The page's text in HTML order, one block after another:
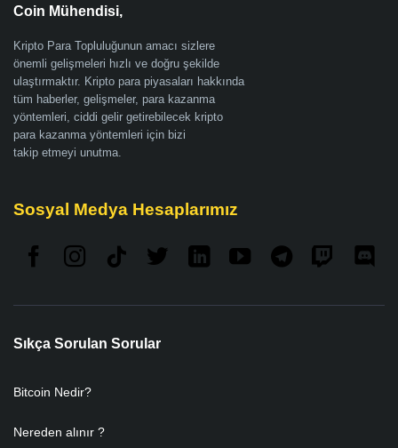
Coin Mühendisi,
Kripto Para Topluluğunun amacı sizlere
önemli gelişmeleri hızlı ve doğru şekilde
ulaştırmaktır. Kripto para piyasaları hakkında
tüm haberler, gelişmeler, para kazanma
yöntemleri, ciddi gelir getirebilecek kripto
para kazanma yöntemleri için bizi
takip etmeyi unutma.
Sosyal Medya Hesaplarımız
Sıkça Sorulan Sorular
Bitcoin Nedir?
Nereden alınır ?